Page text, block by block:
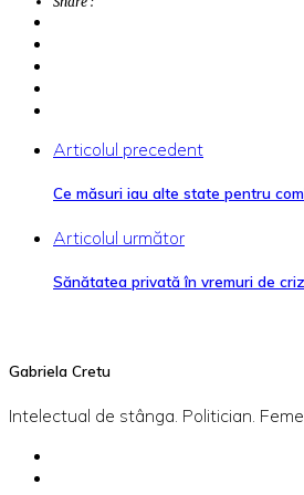
Articolul precedent
Ce măsuri iau alte state pentru
Articolul următor
Sănătatea privată în vremuri de
Gabriela Cretu
Intelectual de stânga. Politician.